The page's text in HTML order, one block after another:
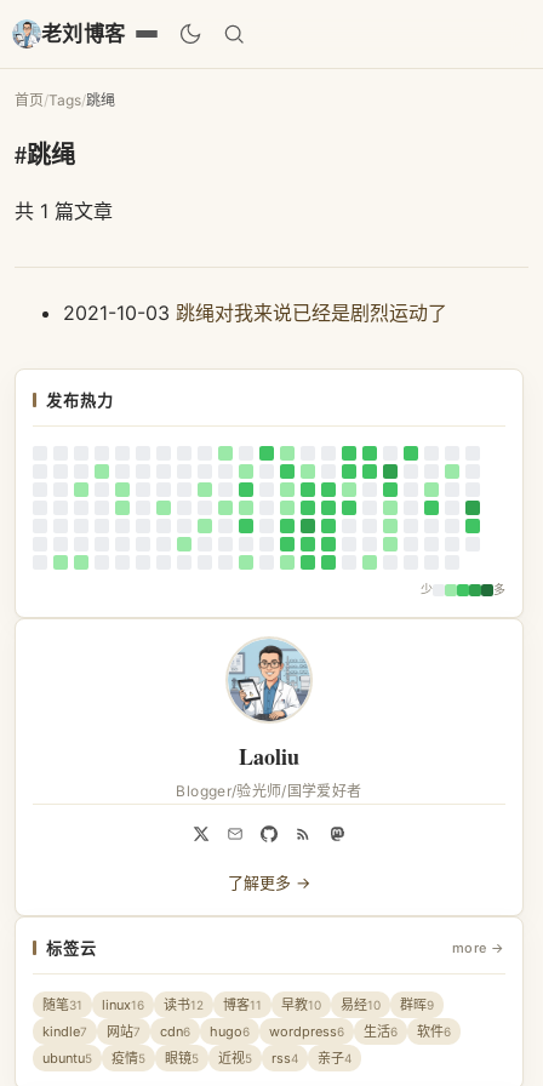
老刘博客
首页/Tags/跳绳
#跳绳
共 1 篇文章
2021-10-03 跳绳对我来说已经是剧烈运动了
发布热力
少 多
Laoliu
Blogger/验光师/国学爱好者
了解更多 →
标签云 more →
随笔31 linux16 读书12 博客11 早教10 易经10 群晖9
kindle7 网站7 cdn6 hugo6 wordpress6 生活6 软件6
ubuntu5 疫情5 眼镜5 近视5 rss4 亲子4